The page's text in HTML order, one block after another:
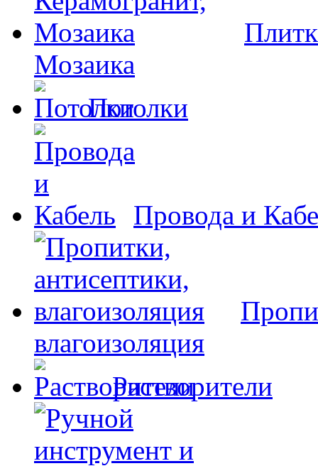
Мозаика
Потолки
Провода и
влагоизоляция
Растворители